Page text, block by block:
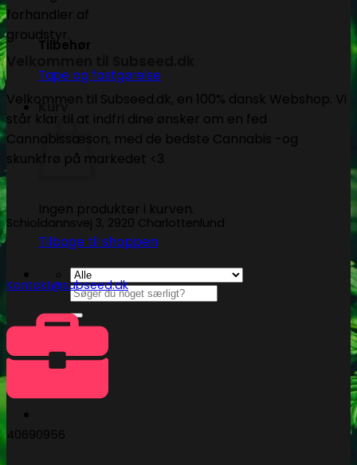
Tilbehør
Tape og fastgørelse
Kurv
Ingen produkter i kurven.
Tilbage til shoppen
Søg
efter:
Velkommen til Subseed.dk, en 100% dansk Webshop. Vi
står klar til at indfri dine ønsker om en fed
Cannabissæson, med de bedste Cannabis -og
skunkfrø på markedet <3
Schioldannsvej 3, 2920 Charlottenlund
Kontakt@subseed.dk
40690956